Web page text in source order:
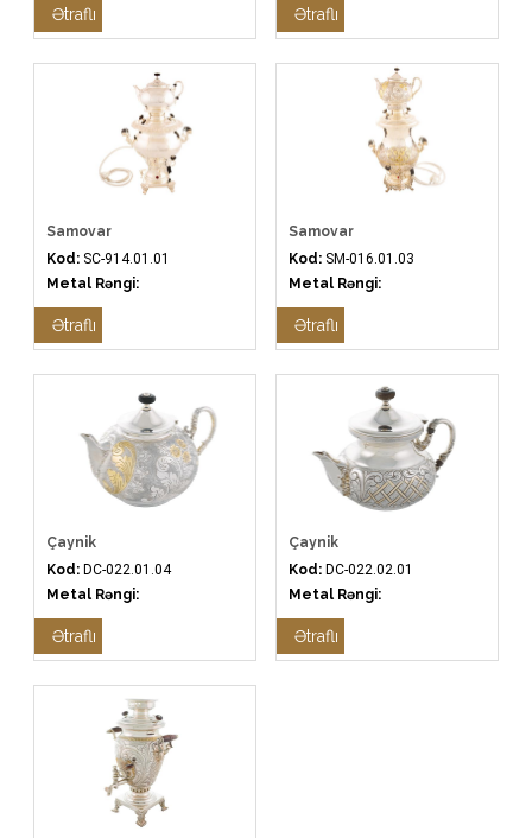
Ətraflı Ətraflı
Samovar
Kod: SC-914.01.01
Metal Rəngi:
Ətraflı
Samovar
Kod: SM-016.01.03
Metal Rəngi:
Ətraflı
Çaynik
Kod: DC-022.01.04
Metal Rəngi:
Ətraflı
Çaynik
Kod: DC-022.02.01
Metal Rəngi:
Ətraflı